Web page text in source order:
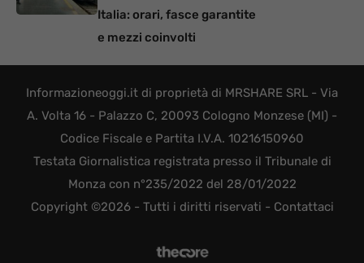
Italia: orari, fasce garantite
e mezzi coinvolti
Informazioneoggi.it di proprietà di MRSHARE SRL - Via
A. Volta 16 - Palazzo C, 20093 Cologno Monzese (MI) -
Codice Fiscale e Partita I.V.A. 10216150960
Testata Giornalistica registrata presso il Tribunale di
Monza con n°235/2022 del 28/01/2022
Copyright ©2026 - Tutti i diritti riservati - Contattaci